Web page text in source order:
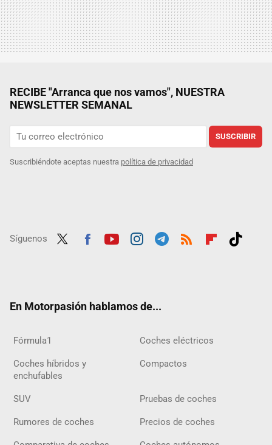
RECIBE "Arranca que nos vamos", NUESTRA
NEWSLETTER SEMANAL
SUSCRIBIR
Suscribiéndote aceptas nuestra política de privacidad
Síguenos
En Motorpasión hablamos de...
Fórmula1 Coches eléctricos
Coches híbridos y
enchufables
Compactos
SUV Pruebas de coches
Rumores de coches Precios de coches